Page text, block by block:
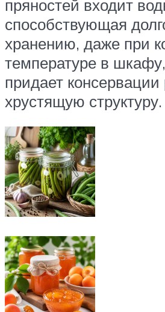
пряностей входит
способствующая
хранению, даже при
температуре в
придает консервации
хрустящую структуру.